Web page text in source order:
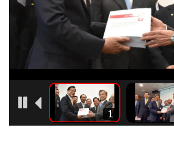
CbizReview
Cyber BIZ
ผู้จัดกวน
Good health & Well-being
• Green Innovation & SD
Management & HR
MGR Live
1